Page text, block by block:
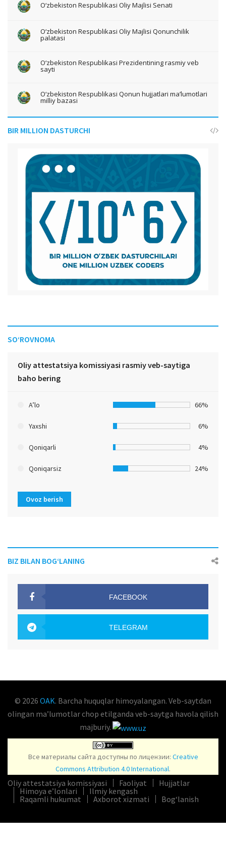
O‘zbekiston Respublikasi Oliy Majlisi Senati
O‘zbekiston Respublikasi Oliy Majlisi Qonunchilik
palatasi
O‘zbekiston Respublikasi Prezidentining rasmiy veb
sayti
O‘zbekiston Respublikasi Qonun hujjatlari ma’lumotlari
milliy bazasi
BIR MILLION DASTURCHI
SO‘ROVNOMA
Oliy attestatsiya komissiyasi rasmiy veb-saytiga
baho bering
A’lo 66%
Yaxshi 6%
Qoniqarli 4%
Qoniqarsiz 24%
Ovoz berish
BIZ BILAN BOG‘LANING
FACEBOOK
TELEGRAM
© 2026 OAK. Barcha huquqlar himoyalangan. Veb-saytdan
olingan maʼlumotlar chop etilganda veb-saytga havola qilish
majburiy.
Все материалы сайта доступны по лицензии: Creative
Commons Attribution 4.0 International.
Oliy attestatsiya komissiyasi Faoliyat
Hujjatlar
Himoya e’lonlari
Ilmiy kengash
Raqamli hukumat
Axborot xizmati Bog‘lanish